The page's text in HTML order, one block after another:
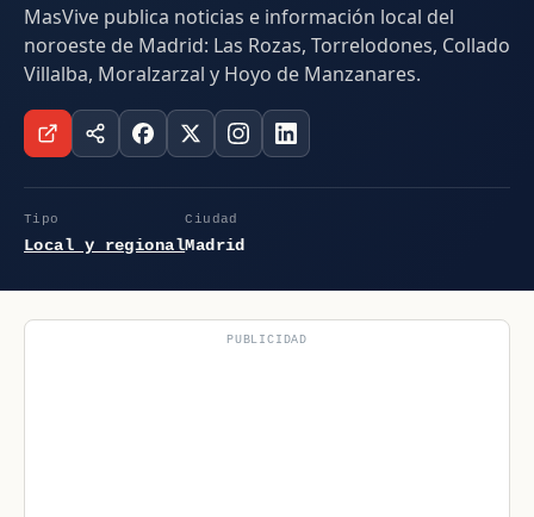
MasVive publica noticias e información local del
noroeste de Madrid: Las Rozas, Torrelodones, Collado
Villalba, Moralzarzal y Hoyo de Manzanares.
Tipo
Local y regional
Ciudad
Madrid
PUBLICIDAD